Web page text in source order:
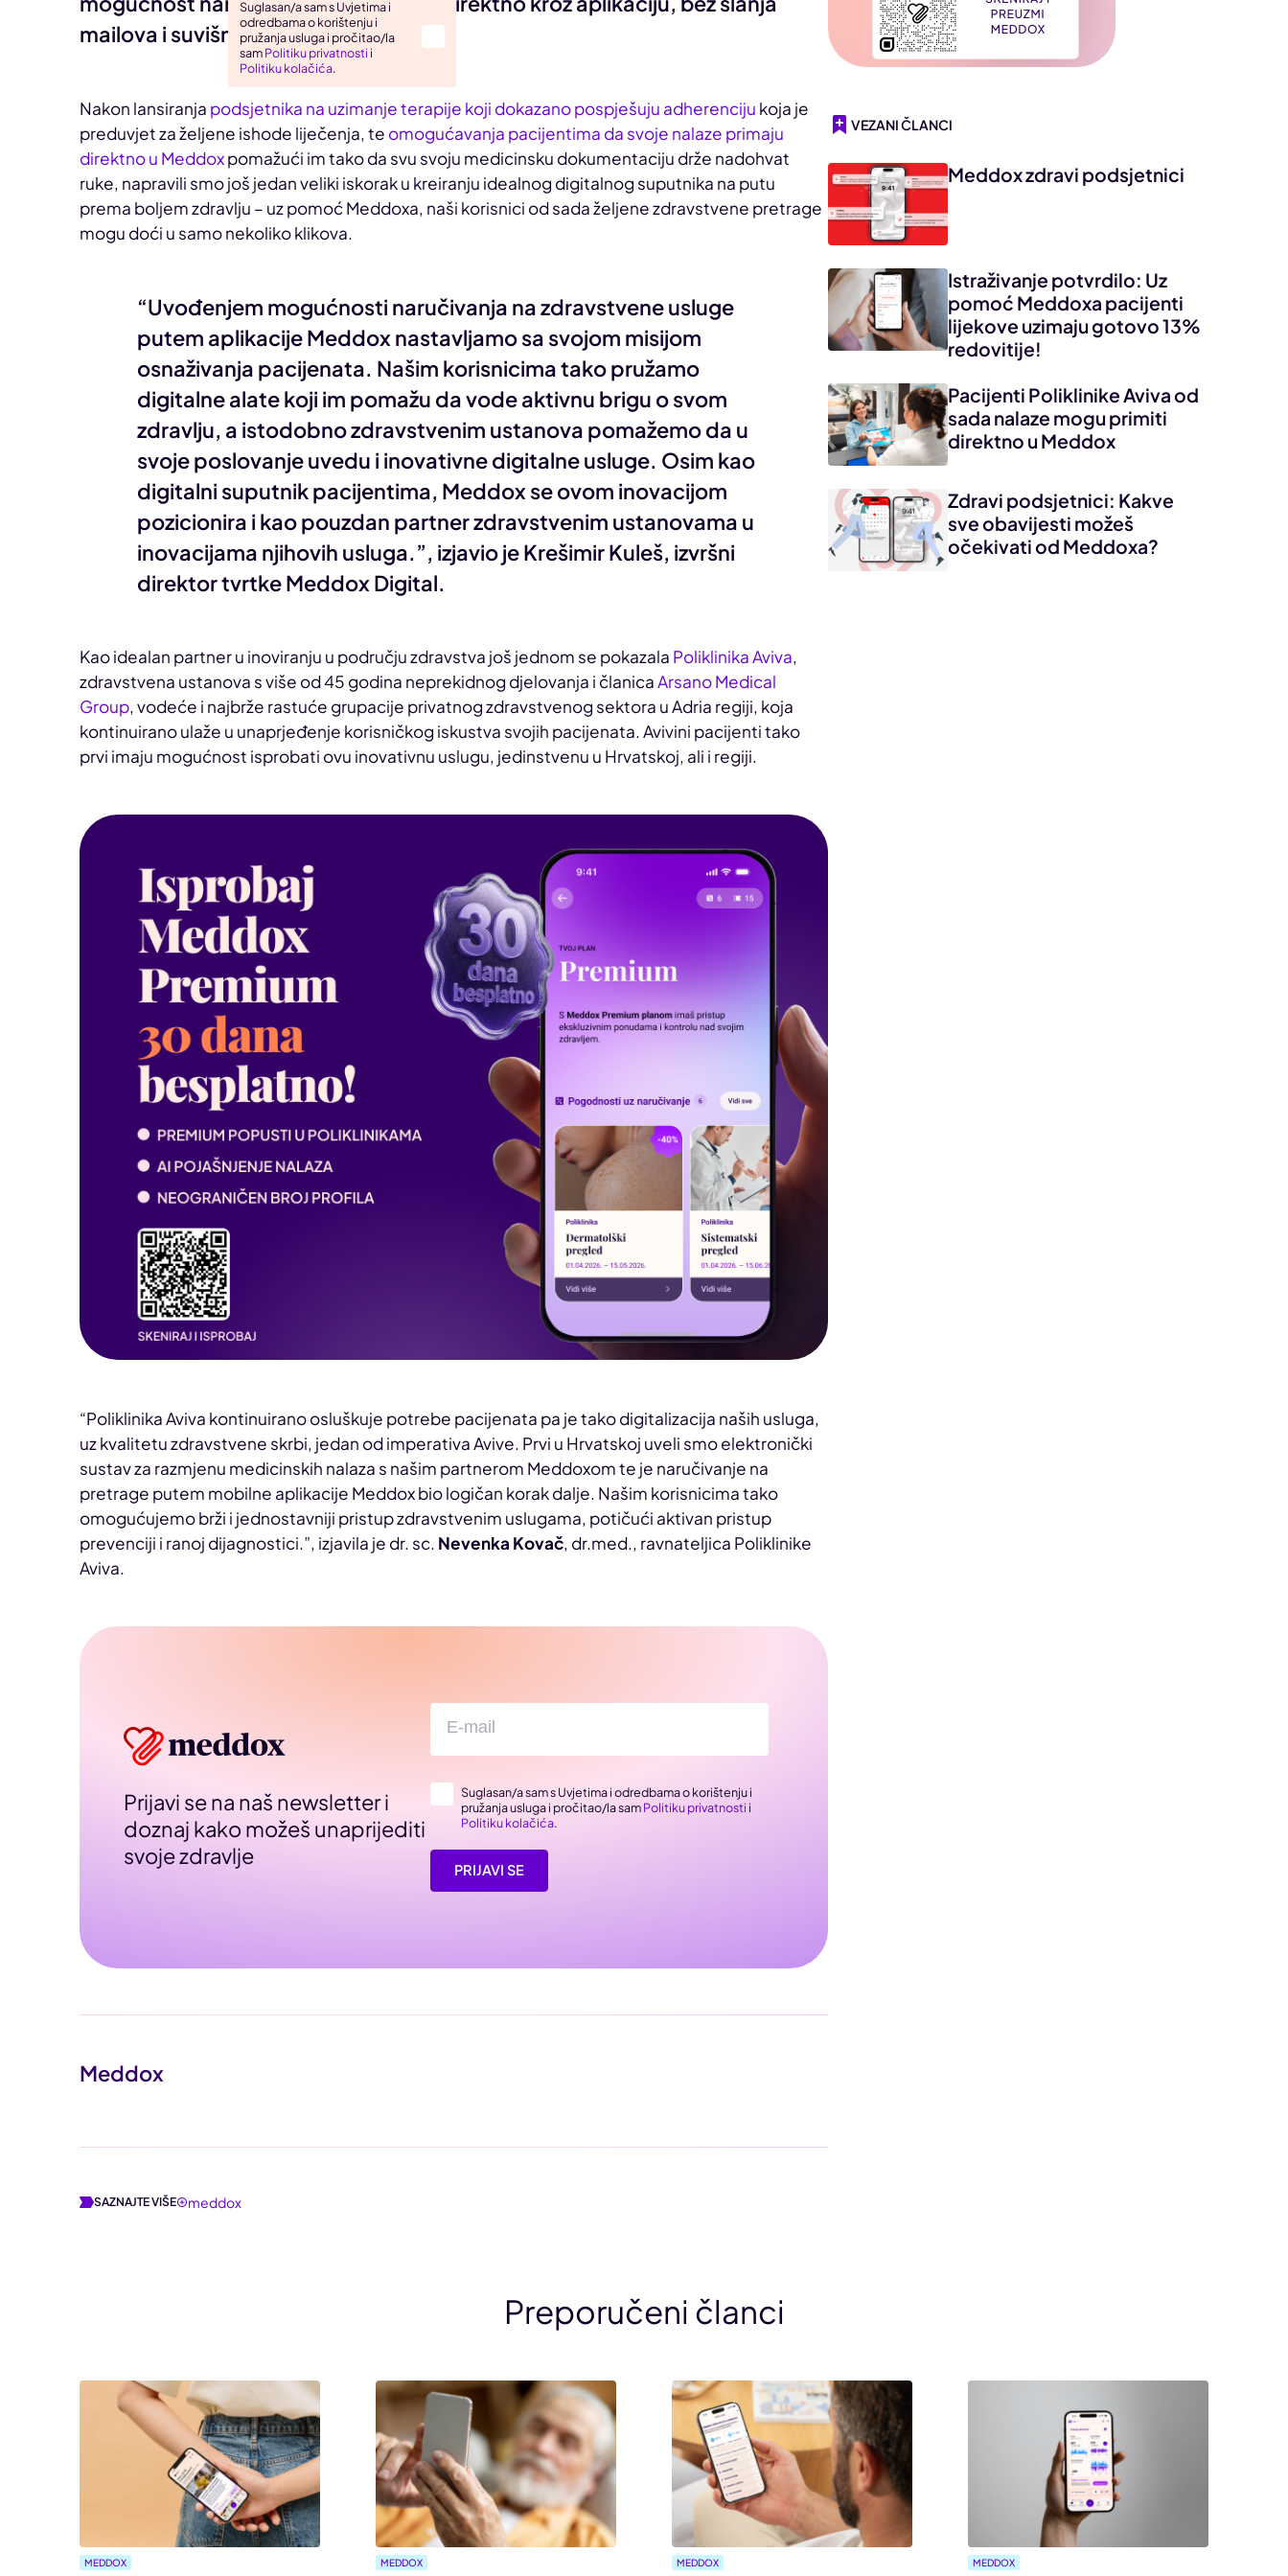
Uho, grlo, nos
Zarazne bolesti
Suglasan/a sam s Uvjetima i
odredbama o korištenju i
pružanja usluga i pročitao/la
samPolitiku privatnosti i
Politiku kolačića.
mailova i suvišnih telefonskih poziva.
Nakon lansiranja podsjetnika na uzimanje terapije koji dokazano pospješuju adherenciju koja je
preduvjet za željene ishode liječenja, te omogućavanja pacijentima da svoje nalaze primaju
direktno u Meddoxpomažući im tako da svu svoju medicinsku dokumentaciju drže nadohvat
ruke, napravili smo još jedan veliki iskorak u kreiranju idealnog digitalnog suputnika na putu
prema boljem zdravlju – uz pomoć Meddoxa, naši korisnici od sada željene zdravstvene pretrage
mogu doći u samo nekoliko klikova.
“Uvođenjem mogućnosti naručivanja na zdravstvene usluge
putem aplikacije Meddox nastavljamo sa svojom misijom
osnaživanja pacijenata. Našim korisnicima tako pružamo
digitalne alate koji im pomažu da vode aktivnu brigu o svom
zdravlju, a istodobno zdravstvenim ustanova pomažemo da u
svoje poslovanje uvedu i inovativne digitalne usluge. Osim kao
digitalni suputnik pacijentima, Meddox se ovom inovacijom
pozicionira i kao pouzdan partner zdravstvenim ustanovama u
inovacijama njihovih usluga.”, izjavio jeKrešimir Kuleš, izvršni
direktor tvrtke Meddox Digital.
Kao idealan partner u inoviranju u području zdravstva još jednom se pokazala Poliklinika Aviva,
zdravstvena ustanova s više od 45 godina neprekidnog djelovanja i članicaArsano Medical
Group, vodeće i najbrže rastuće grupacije privatnog zdravstvenog sektora u Adria regiji, koja
kontinuirano ulaže u unaprjeđenje korisničkog iskustva svojih pacijenata. Avivini pacijenti tako
prvi imaju mogućnost isprobati ovu inovativnu uslugu, jedinstvenu u Hrvatskoj, ali i regiji.
“Poliklinika Aviva kontinuirano osluškuje potrebe pacijenata pa je tako digitalizacija naših usluga,
uz kvalitetu zdravstvene skrbi, jedan od imperativa Avive. Prvi u Hrvatskoj uveli smo elektronički
sustav za razmjenu medicinskih nalaza s našim partnerom Meddoxom te je naručivanje na
pretrage putem mobilne aplikacije Meddox bio logičan korak dalje. Našim korisnicima tako
omogućujemo brži i jednostavniji pristup zdravstvenim uslugama, potičući aktivan pristup
prevenciji i ranoj dijagnostici.”, izjavila je dr. sc. Nevenka Kovač, dr.med., ravnateljica Poliklinike
Aviva.
Prijavi se na naš newsletter i
doznaj kako možeš unaprijediti
svoje zdravlje
Suglasan/a sam s Uvjetima i odredbama o korištenju i
pružanja usluga i pročitao/la samPolitiku privatnosti i
Politiku kolačića.
PRIJAVI SE
Meddox
SAZNAJTE VIŠE meddox
VEZANI ČLANCI
Meddox zdravi podsjetnici
Istraživanje potvrdilo: Uz
pomoć Meddoxa pacijenti
lijekove uzimaju gotovo 13%
redovitije!
Pacijenti Poliklinike Aviva od
sada nalaze mogu primiti
direktno u Meddox
Zdravi podsjetnici: Kakve
sve obavijesti možeš
očekivati od Meddoxa?
Preporučeni članci
MEDDOX MEDDOX MEDDOX MEDDOX